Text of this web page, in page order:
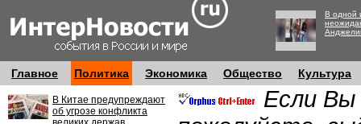
В одной
Главное Политика Экономика Общество Культура
В Китае предупреждают
об угрозе конфликта
Если Вы